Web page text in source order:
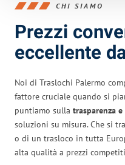
CHI SIAMO
Prezzi
eccellente
Noi di Traslochi Palermo
fattore cruciale quando si
puntiamo sulla trasparenza
soluzioni su misura. Che si
o di un trasloco in tutta
alta qualità a prezzi